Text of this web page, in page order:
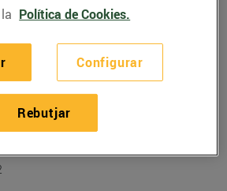
salats de
d'ovella
tomàquet i
Política de Cookies.
Configurar
Rebutjar